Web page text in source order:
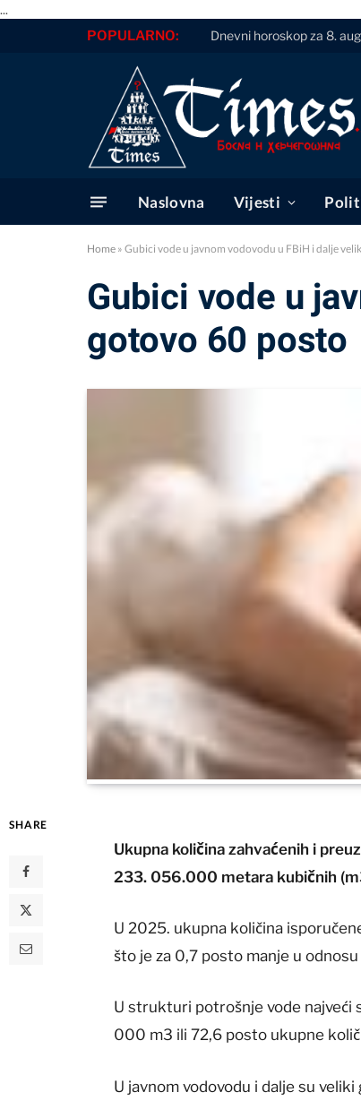
...
POPULARNO: Dnevni horoskop za 8.
Naslovna Vijesti
Home » Gubici vode u javnom vodovodu u FBiH i dalje
Gubici vode u
gotovo 60 posto
SHARE
Ukupna količina zahvaćenih i
233. 056.000 metara kubičnih
U 2025. ukupna količina
što je za 0,7 posto manje u
U strukturi potrošnje vode najveći
000 m3 ili 72,6 posto ukupne
U javnom vodovodu i dalje su